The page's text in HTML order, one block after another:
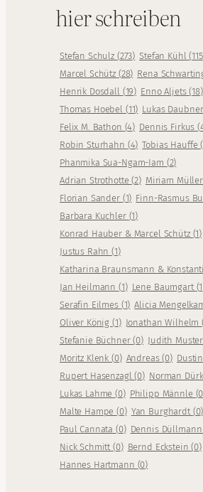
hier schreiben
Stefan Schulz (273) Stefan Kühl(115
Marcel Schütz (28) Rena
Henrik Dosdall (19) Enno Aljets(18)
Thomas Hoebel (11) Lukas
Felix M. Bathon (4) Dennis Firkus(
Robin Sturhahn (4) Tobias Hauffe(
Phanmika Sua-Ngam-Iam (2)
Adrian Strothotte(2) Miriam Müller
Florian Sander (1) Finn-Rasmus
Barbara Kuchler (1)
Konrad Hauber & Marcel Schütz (1)
Justus Rahn(1)
Katharina Braunsmann &
Jan Heilmann(1) Lene Baumgart (1
Serafin Eilmes (1) Alicia
Oliver König(1) Jonathan Wilhelm(
Stefanie Büchner(0) Judith Muster
Moritz Klenk(0) Andreas(0)
Rupert Hasenzagl(0) Norman
Lukas Lahme(0) Philipp Männle (0
Malte Hampe(0) Yan Burghardt (0)
Paul Cannata(0) Dennis
Nick Schmitt(0) Bernd Eckstein(0)
Hannes Hartmann (0)